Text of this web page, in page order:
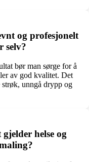
og profesjonelt
selv?
bør man sørge for å
av god kvalitet. Det
unngå drypp og
helse og